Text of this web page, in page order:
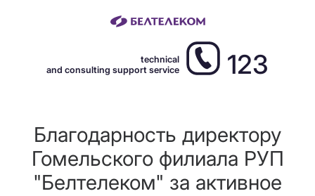
technical
and consulting support service
123
Благодарность директору
Гомельского филиала РУП
"Белтелеком" за активное